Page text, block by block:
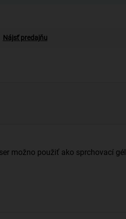
Nájsť predajňu
možno použiť ako sprchovací gél